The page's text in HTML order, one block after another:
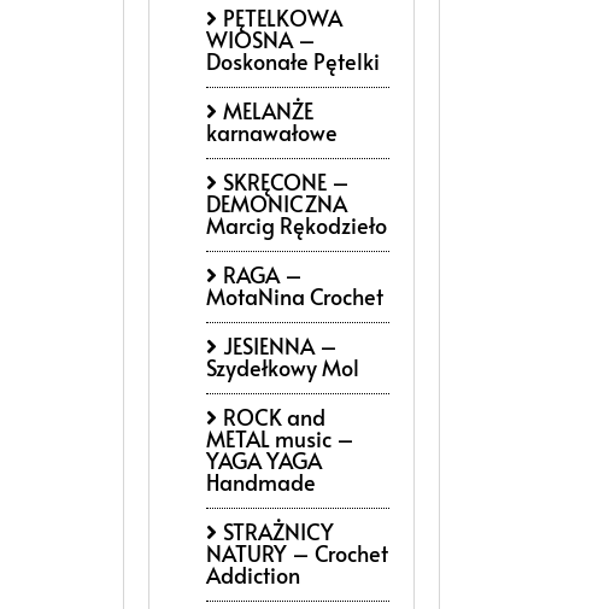
PĘTELKOWA
WIOSNA –
Doskonałe Pętelki
MELANŻE
karnawałowe
SKRĘCONE –
DEMONICZNA
Marcig Rękodzieło
RAGA –
MotaNina Crochet
JESIENNA –
Szydełkowy Mol
ROCK and
METAL music –
YAGA YAGA
Handmade
STRAŻNICY
NATURY – Crochet
Addiction